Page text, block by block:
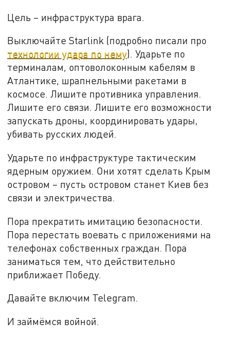
Цель – инфраструктура врага.
Выключайте Starlink (подробно писали про
технологии удара по нему). Ударьте по
терминалам, оптоволоконным кабелям в
Атлантике, шрапнельными ракетами в
космосе. Лишите противника управления.
Лишите его связи. Лишите его возможности
запускать дроны, координировать удары,
убивать русских людей.
Ударьте по инфраструктуре тактическим
ядерным оружием. Они хотят сделать Крым
островом – пусть островом станет Киев без
связи и электричества.
Пора прекратить имитацию безопасности.
Пора перестать воевать с приложениями на
телефонах собственных граждан. Пора
заниматься тем, что действительно
приближает Победу.
Давайте включим Telegram.
И займёмся войной.